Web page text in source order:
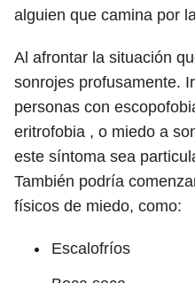
alguien que camina por
Al afrontar la situación
sonrojes profusamente.
personas con
eritrofobia , o miedo a
este síntoma sea
También podría
físicos de miedo, como:
Escalofríos